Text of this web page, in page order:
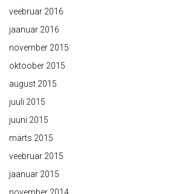
veebruar 2016
jaanuar 2016
november 2015
oktoober 2015
august 2015
juuli 2015
juuni 2015
märts 2015
veebruar 2015
jaanuar 2015